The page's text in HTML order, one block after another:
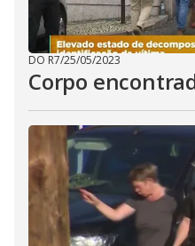
DO R7/25/05/2023
Corpo